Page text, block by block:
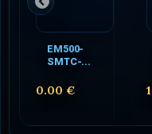
EM500-
SMTC-...
0.00 €